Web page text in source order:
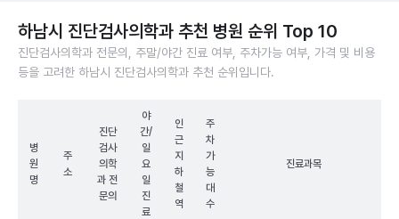
하남시 진단검사의학과 추천 병원 순위 Top 10
진단검사의학과 전문의, 주말/야간 진료 여부, 주차가능 여부, 가격 및 비용
등을 고려한 하남시 진단검사의학과 추천 순위입니다.
병
원
명
주
소
진단
검사
의학
과 전
문의
야
간/
일
요
일
진
료
인
근
지
하
철
역
주
차
가
능
대
수
진료과목